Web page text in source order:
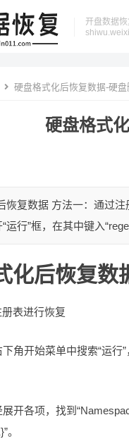
开盘数据恢
硬盘格式化后恢复数据-硬
硬盘格式
恢复数据 方法一：通过
“运行”框，在其中键入
化后恢复数
表进行恢复
角开始菜单中搜索“运行
展开各项，找到
。